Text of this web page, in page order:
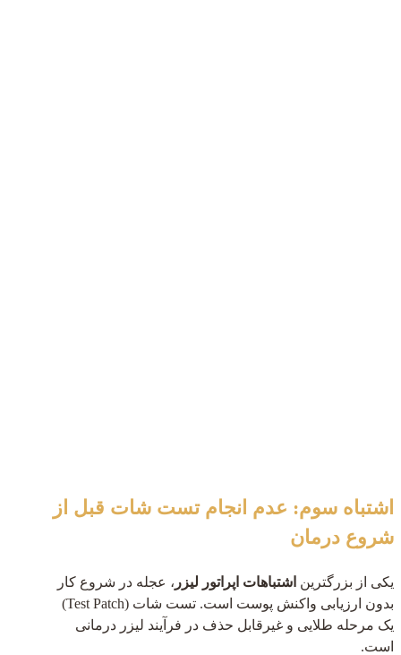
اشتباه سوم: عدم انجام تست شات قبل از
شروع درمان
یکی از بزرگترین اشتباهات اپراتور لیزر ، عجله در شروع کار
بدون ارزیابی واکنش پوست است. تست شات (Test Patch)
یک مرحله طلایی و غیرقابل حذف در فرآیند لیزر درمانی
است.